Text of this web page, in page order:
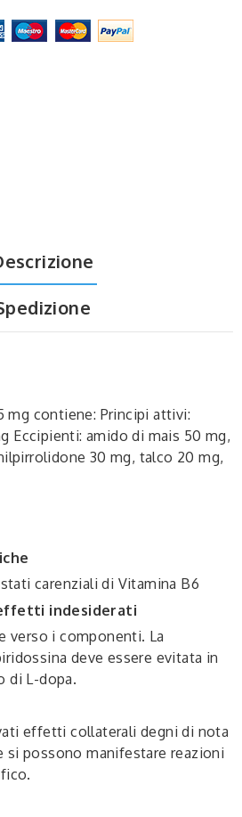
mg contiene: Principi attivi:
Eccipienti: amido di mais 50 mg,
30 mg, talco 20 mg,
carenziali di Vitamina B6
indesiderati
verso i componenti. La
deve essere evitata in
di L-dopa.
effetti collaterali degni di nota
si possono manifestare reazioni